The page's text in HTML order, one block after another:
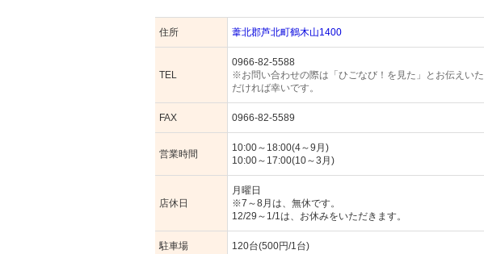
住所 葦北郡芦北町鶴木山1400
TEL
0966-82-5588
※お問い合わせの際は「ひごなび！を見た」とお伝えいた
だければ幸いです。
FAX 0966-82-5589
営業時間
10:00～18:00(4～9月)
10:00～17:00(10～3月)
店休日
月曜日
※7～8月は、無休です。
12/29～1/1は、お休みをいただきます。
駐車場 120台(500円/1台)